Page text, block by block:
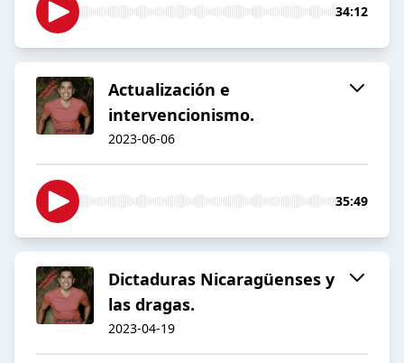
34:12
Actualización e
intervencionismo.
2023-06-06
35:49
Dictaduras Nicaragüenses y
las dragas.
2023-04-19